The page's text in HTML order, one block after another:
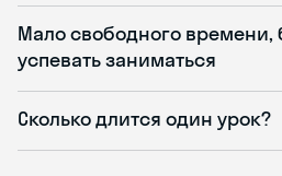
Мало свободного времени,
успевать заниматься
Сколько длится один урок?